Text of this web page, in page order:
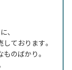
、
ております。
のばかり。